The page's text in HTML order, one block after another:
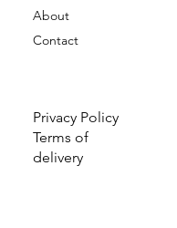
Privacy Policy
Terms of
delivery
About
Contact